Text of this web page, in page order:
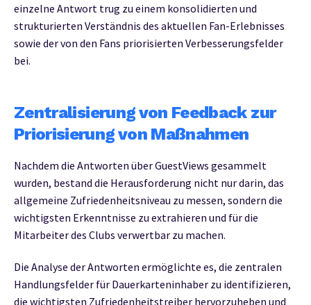
einzelne Antwort trug zu einem konsolidierten und
strukturierten Verständnis des aktuellen Fan-Erlebnisses
sowie der von den Fans priorisierten Verbesserungsfelder
bei.
Zentralisierung von Feedback zur
Priorisierung von Maßnahmen
Nachdem die Antworten über GuestViews gesammelt
wurden, bestand die Herausforderung nicht nur darin, das
allgemeine Zufriedenheitsniveau zu messen, sondern die
wichtigsten Erkenntnisse zu extrahieren und für die
Mitarbeiter des Clubs verwertbar zu machen.
Die Analyse der Antworten ermöglichte es, die zentralen
Handlungsfelder für Dauerkarteninhaber zu identifizieren,
die wichtigsten Zufriedenheitstreiber hervorzuheben und